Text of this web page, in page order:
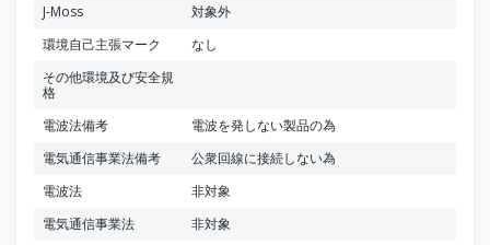
J-Moss
対象外
環境自己主張マーク
なし
その他環境及び安全規
格
電波法備考
電波を発しない製品の為
電気通信事業法備考
公衆回線に接続しない為
電波法
非対象
電気通信事業法
非対象